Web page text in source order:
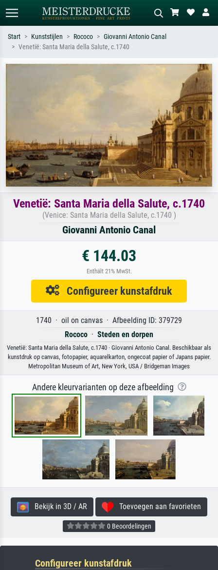
Beschrijf de scène – bijv. groene
weide, abstract met veel rood, donker
olieverfschilderij, staand naakt naast
Start Kunststijlen Rococo
Giovanni Antonio Canal
Venetië: Santa Maria della Salute, c.1740
Venetië: Santa Maria della Salute, c.1740
(Venice: Santa Maria della Salute, c.1740 )
Giovanni Antonio Canal
€ 144.03
Enthält 21% MwSt.
Configureer kunstafdruk
1740 · oil on canvas · Afbeelding ID: 379729
Rococo · Steden en dorpen
Venetië: Santa Maria della Salute, c.1740 · Giovanni Antonio Canal. Beschikbaar als
kunstdruk op canvas, fotopapier, aquarelkarton, ongecoat papier of Japans papier.
Metropolitan Museum of Art, New York, USA / Bridgeman Images
Andere kleurvarianten op deze afbeelding
Bekijk in 3D / AR Toevoegen aan favorieten
0 Beoordelingen
Configureer kunstafdruk